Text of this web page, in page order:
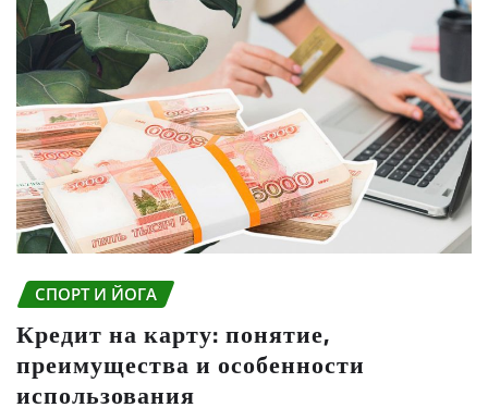
СПОРТ И ЙОГА
Кредит на карту: понятие,
преимущества и особенности
использования